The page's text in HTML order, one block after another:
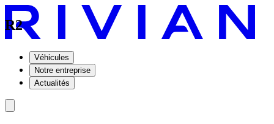
Véhicules
Notre entreprise
Actualités
R2